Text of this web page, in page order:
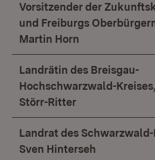
Vorsitzender der
und Freiburgs
Martin Horn
Landrätin des Breisgau-
Hochschwarzwald-
Störr-Ritter
Landrat des
Sven Hinterseh